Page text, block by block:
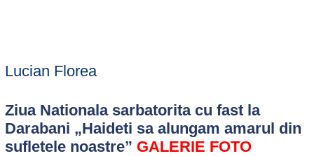
Lucian Florea
Ziua Nationala sarbatorita cu fast la
Darabani „Haideti sa alungam amarul din
sufletele noastre” GALERIE FOTO